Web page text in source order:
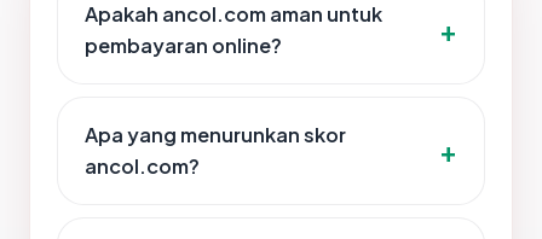
Apakah ancol.com aman untuk
pembayaran online?
Apa yang menurunkan skor
ancol.com?